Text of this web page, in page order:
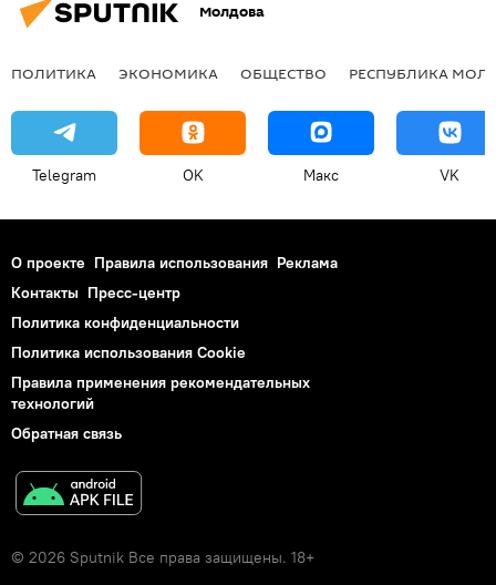
Молдова
ПОЛИТИКА ЭКОНОМИКА ОБЩЕСТВО РЕСПУБЛИКА
Telegram OK Макс VK
О проекте Правила использования Реклама
Контакты Пресс-центр
Политика конфиденциальности
Политика использования Cookie
Правила применения рекомендательных
технологий
Обратная связь
© 2026 Sputnik Все права защищены. 18+